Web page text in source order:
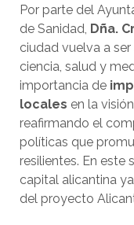
Por parte del
de Sanidad, Dña.
ciudad vuelva a
ciencia, salud y
importancia de
locales en la
reafirmando el
políticas que
resilientes. En este
capital alicantina
del proyecto